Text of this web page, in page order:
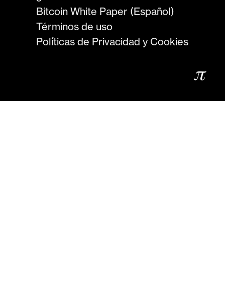
Bitcoin White Paper (Español)
Términos de uso
Políticas de Privacidad y Cookies
𝜋